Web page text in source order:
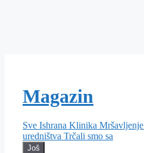
Magazin
Sve Ishrana Klinika Mršavljenje
uredništva Trčali smo sa
Još